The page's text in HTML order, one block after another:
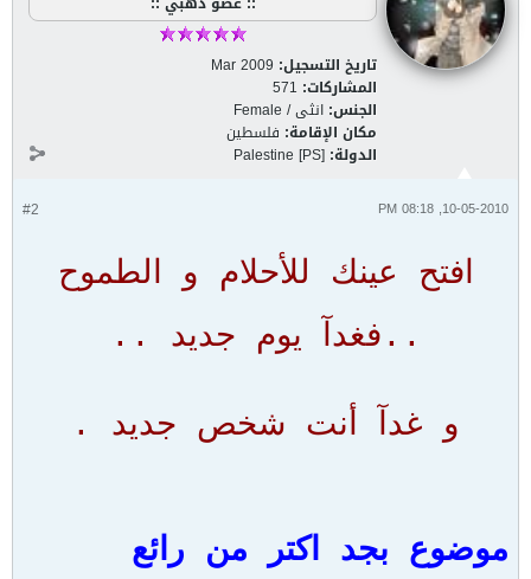
تاريخ التسجيل: Mar 2009
المشاركات: 571
الجنس: انثى / Female
مكان الإقامة: فلسطين
الدولة: Palestine [PS]
#2 10-05-2010, 08:18 PM
افتح عينك للأحلام و الطموح
..فغدآ يوم جديد ..
و غدآ أنت شخص جديد .
موضوع بجد اكتر من رائع